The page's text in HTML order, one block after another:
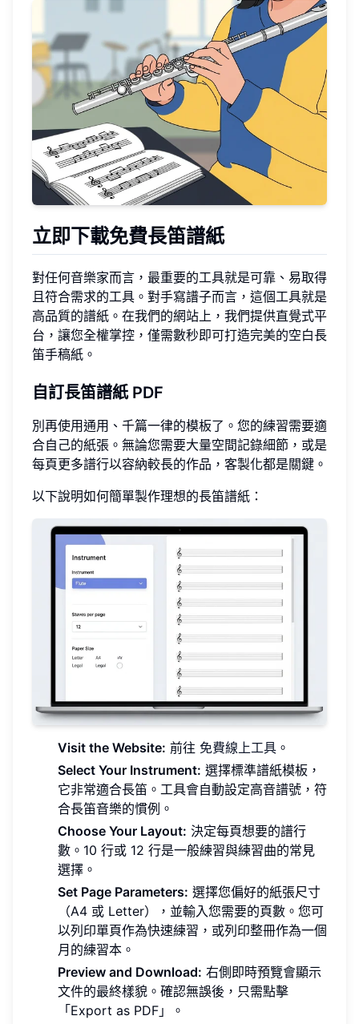
立即下載免費長笛譜紙
對任何音樂家而言，最重要的工具就是可靠、易取得
且符合需求的工具。對手寫譜子而言，這個工具就是
高品質的譜紙。在我們的網站上，我們提供直覺式平
台，讓您全權掌控，僅需數秒即可打造完美的空白長
笛手稿紙。
自訂長笛譜紙 PDF
別再使用通用、千篇一律的模板了。您的練習需要適
合自己的紙張。無論您需要大量空間記錄細節，或是
每頁更多譜行以容納較長的作品，客製化都是關鍵。
以下說明如何簡單製作理想的長笛譜紙：
Visit the Website: 前往 免費線上工具 。
Select Your Instrument: 選擇標準譜紙模板，
它非常適合長笛。工具會自動設定高音譜號，符
合長笛音樂的慣例。
Choose Your Layout: 決定每頁想要的譜行
數。10 行或 12 行是一般練習與練習曲的常見
選擇。
Set Page Parameters: 選擇您偏好的紙張尺寸
（A4 或 Letter），並輸入您需要的頁數。您可
以列印單頁作為快速練習，或列印整冊作為一個
月的練習本。
Preview and Download: 右側即時預覽會顯示
文件的最終樣貌。確認無誤後，只需點擊
「Export as PDF」。